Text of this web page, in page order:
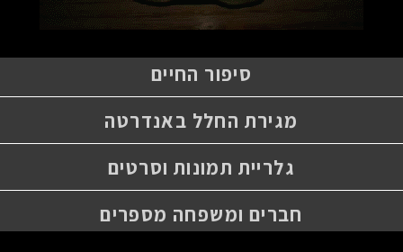
סיפור החיים
מגירת החלל באנדרטה
גלריית תמונות וסרטים
חברים ומשפחה מספרים